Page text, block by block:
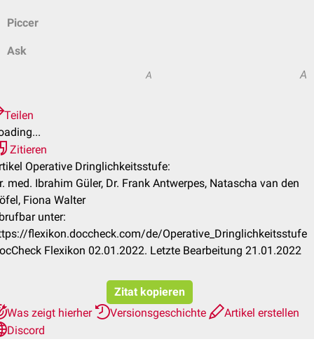
Piccer
Ask
A A
Teilen
Zitieren
Operative Dringlichkeitsstufe:
med. Ibrahim Güler, Dr. Frank Antwerpes, Natascha van den
Fiona Walter
unter:
flexikon.doccheck.com/de/Operative_Dringlichkeitsstufe
Flexikon 02.01.2022. Letzte Bearbeitung 21.01.2022
Zitat kopieren
Was zeigt hierher
Versionsgeschichte
Artikel erstellen
Discord